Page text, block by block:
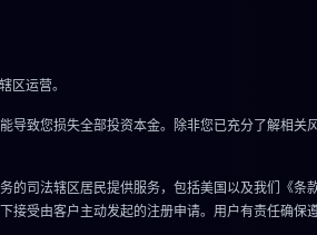
运营。
导致您损失全部投资本金。除非您已充分了解相
的司法辖区居民提供服务，包括美国以及我们《条
受由客户主动发起的注册申请。用户有责任确保